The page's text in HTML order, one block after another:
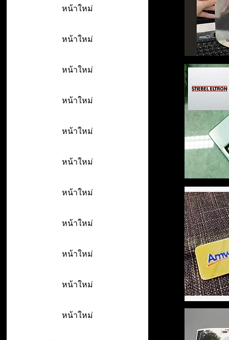
หน้าใหม่
หน้าใหม่
หน้าใหม่
หน้าใหม่
หน้าใหม่
หน้าใหม่
หน้าใหม่
หน้าใหม่
หน้าใหม่
หน้าใหม่
หน้าใหม่